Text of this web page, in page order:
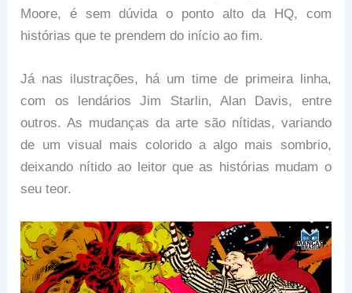
Moore, é sem dúvida o ponto alto da HQ, com
histórias que te prendem do início ao fim.
Já nas ilustrações, há um time de primeira linha,
com os lendários Jim Starlin, Alan Davis, entre
outros. As mudanças da arte são nítidas, variando
de um visual mais colorido a algo mais sombrio,
deixando nítido ao leitor que as histórias mudam o
seu teor.